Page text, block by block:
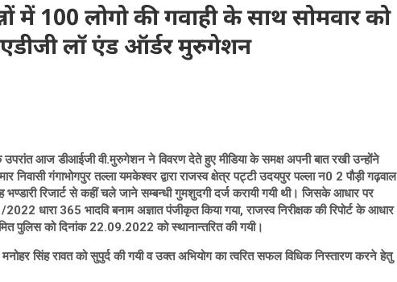
में 100 लोगो की गवाही के साथ सोमवार को
लॉ एंड ऑर्डर मुरुगेशन
आज डीआईजी वी.मुरुगेशन ने विवरण देते हुए मीडिया के समक्ष अपनी बात रखी उन्होंने
निवासी गंगाभोगपुर तल्ला यमकेश्वर द्वारा राजस्व क्षेत्र पट्टी उदयपुर पल्ला न0 2 पौड़ी गढ़वाल
भण्डारी रिजार्ट से कहीं चले जाने सम्बन्धी गुमशुदगी दर्ज करायी गयी थी। जिसके आधार पर
धारा 365 भादवि बनाम अज्ञात पंजीकृत किया गया, राजस्व निरीक्षक की रिपोर्ट के आधार
पुलिस को दिनांक 22.09.2022 को स्थानान्तरित की गयी।
सिंह रावत को सुपुर्द की गयी व उक्त अभियोग का त्वरित सफल विधिक निस्तारण करने हेतु